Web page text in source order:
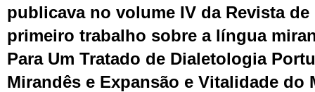
publicava no volume IV da Revista
primeiro trabalho sobre a língua
Para Um Tratado de Dialetologia
Mirandês e Expansão e Vitalidade do